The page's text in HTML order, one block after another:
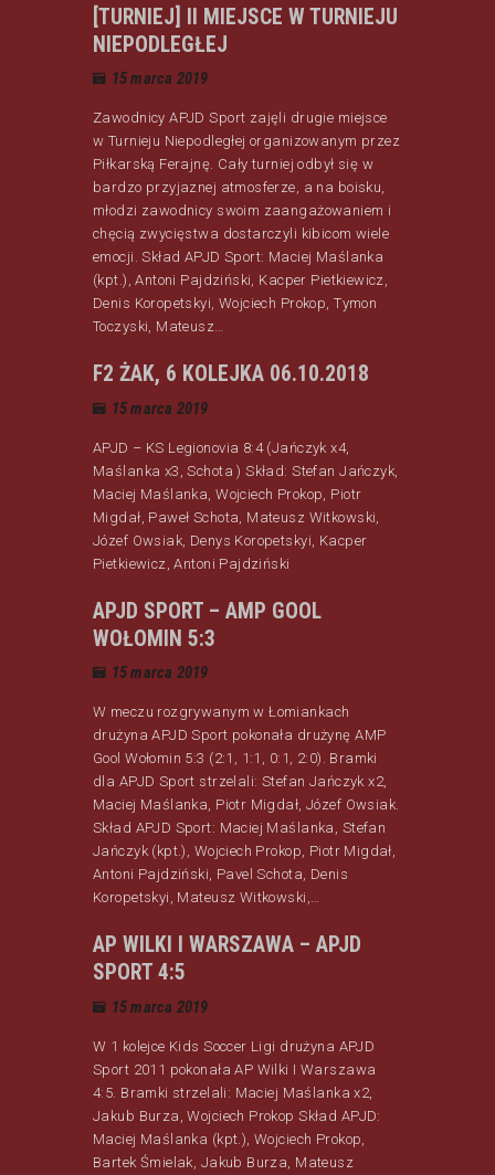
[TURNIEJ] II MIEJSCE W TURNIEJU
NIEPODLEGŁEJ
15 marca 2019
Zawodnicy APJD Sport zajęli drugie miejsce
w Turnieju Niepodległej organizowanym przez
Piłkarską Ferajnę. Cały turniej odbył się w
bardzo przyjaznej atmosferze, a na boisku,
młodzi zawodnicy swoim zaangażowaniem i
chęcią zwycięstwa dostarczyli kibicom wiele
emocji. Skład APJD Sport: Maciej Maślanka
(kpt.), Antoni Pajdziński, Kacper Pietkiewicz,
Denis Koropetskyi, Wojciech Prokop, Tymon
Toczyski, Mateusz…
F2 ŻAK, 6 KOLEJKA 06.10.2018
15 marca 2019
APJD – KS Legionovia 8:4 (Jańczyk x4,
Maślanka x3, Schota ) Skład: Stefan Jańczyk,
Maciej Maślanka, Wojciech Prokop, Piotr
Migdał, Paweł Schota, Mateusz Witkowski,
Józef Owsiak, Denys Koropetskyi, Kacper
Pietkiewicz, Antoni Pajdziński
APJD SPORT – AMP GOOL
WOŁOMIN 5:3
15 marca 2019
W meczu rozgrywanym w Łomiankach
drużyna APJD Sport pokonała drużynę AMP
Gool Wołomin 5:3 (2:1, 1:1, 0:1, 2:0). Bramki
dla APJD Sport strzelali: Stefan Jańczyk x2,
Maciej Maślanka, Piotr Migdał, Józef Owsiak.
Skład APJD Sport: Maciej Maślanka, Stefan
Jańczyk (kpt.), Wojciech Prokop, Piotr Migdał,
Antoni Pajdziński, Pavel Schota, Denis
Koropetskyi, Mateusz Witkowski,…
AP WILKI I WARSZAWA – APJD
SPORT 4:5
15 marca 2019
W 1 kolejce Kids Soccer Ligi drużyna APJD
Sport 2011 pokonała AP Wilki I Warszawa
4:5. Bramki strzelali: Maciej Maślanka x2,
Jakub Burza, Wojciech Prokop Skład APJD:
Maciej Maślanka (kpt.), Wojciech Prokop,
Bartek Śmielak, Jakub Burza, Mateusz